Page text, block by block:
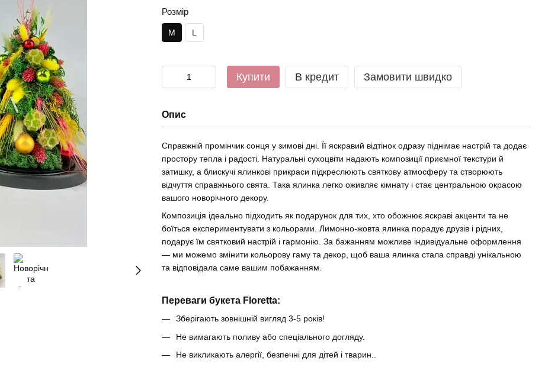
Розмір
M L
Купити В кредит Замовити швидко
Опис
Справжній промінчик сонця у зимові дні. Її яскравий відтінок одразу піднімає настрій та додає
простору тепла і радості. Натуральні сухоцвіти надають композиції приємної текстури й
затишку, а блискучі ялинкові прикраси підкреслюють святкову атмосферу та створюють
відчуття справжнього свята. Така ялинка легко оживляє кімнату і стає центральною окрасою
вашого новорічного декору.
Композиція ідеально підходить як подарунок для тих, хто обожнює яскраві акценти та не
боїться експериментувати з кольорами. Лимонно-жовта ялинка порадує друзів і рідних,
подарує їм святковий настрій і гармонію. За бажанням можливе індивідуальне оформлення
— ми можемо змінити кольорову гаму та декор, щоб ваша ялинка стала справді унікальною
та відповідала саме вашим побажанням.
Переваги букета Floretta:
Зберігають зовнішній вигляд 3-5 років!
Не вимагають поливу або спеціального догляду.
Не викликають алергії, безпечні для дітей і тварин..